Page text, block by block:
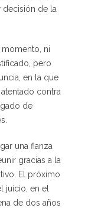
decisión de la
momento, ni
pero
en la que
contra
de
una fianza
gracias a la
El próximo
juicio, en el
de dos años